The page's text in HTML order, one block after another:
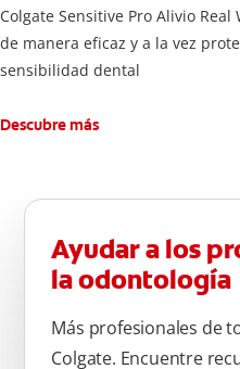
Colgate Sensitive Pro Alivio
de manera eficaz y a la vez
sensibilidad dental
Descubre más
Ayudar a los
la odontología
Más profesionales de
Colgate. Encuentre